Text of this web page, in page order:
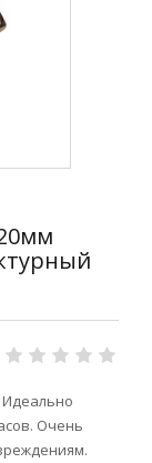
Идеально
Очень